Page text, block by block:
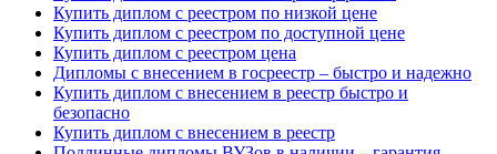
Купить диплом с реестром по низкой цене
Купить диплом с реестром по доступной цене
Купить диплом с реестром цена
Дипломы с внесением в госреестр – быстро и надежно
Купить диплом с внесением в реестр быстро и
безопасно
Купить диплом с внесением в реестр